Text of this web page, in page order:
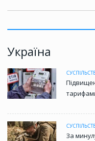
Україна
За